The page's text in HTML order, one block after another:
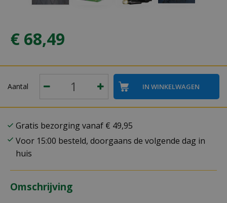
€ 68,49
Aantal
Gratis bezorging vanaf € 49,95
Voor 15:00 besteld, doorgaans de volgende dag in
huis
Omschrijving